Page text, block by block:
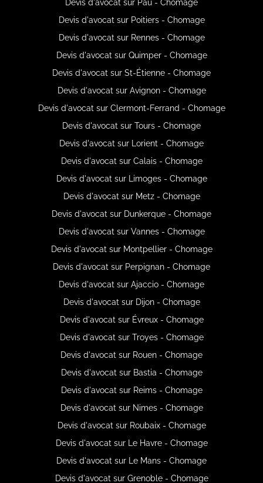
Devis d'avocat sur Pau - Chomage
Devis d'avocat sur Poitiers - Chomage
Devis d'avocat sur Rennes - Chomage
Devis d'avocat sur Quimper - Chomage
Devis d'avocat sur St-Étienne - Chomage
Devis d'avocat sur Avignon - Chomage
Devis d'avocat sur Clermont-Ferrand - Chomage
Devis d'avocat sur Tours - Chomage
Devis d'avocat sur Lorient - Chomage
Devis d'avocat sur Calais - Chomage
Devis d'avocat sur Limoges - Chomage
Devis d'avocat sur Metz - Chomage
Devis d'avocat sur Dunkerque - Chomage
Devis d'avocat sur Vannes - Chomage
Devis d'avocat sur Montpellier - Chomage
Devis d'avocat sur Perpignan - Chomage
Devis d'avocat sur Ajaccio - Chomage
Devis d'avocat sur Dijon - Chomage
Devis d'avocat sur Évreux - Chomage
Devis d'avocat sur Troyes - Chomage
Devis d'avocat sur Rouen - Chomage
Devis d'avocat sur Bastia - Chomage
Devis d'avocat sur Reims - Chomage
Devis d'avocat sur Nimes - Chomage
Devis d'avocat sur Roubaix - Chomage
Devis d'avocat sur Le Havre - Chomage
Devis d'avocat sur Le Mans - Chomage
Devis d'avocat sur Grenoble - Chomage